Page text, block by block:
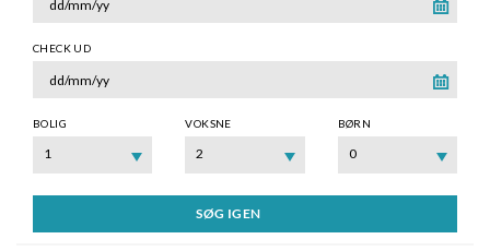
CHECK UD
BOLIG
1
VOKSNE
2
BØRN
0
SØG IGEN